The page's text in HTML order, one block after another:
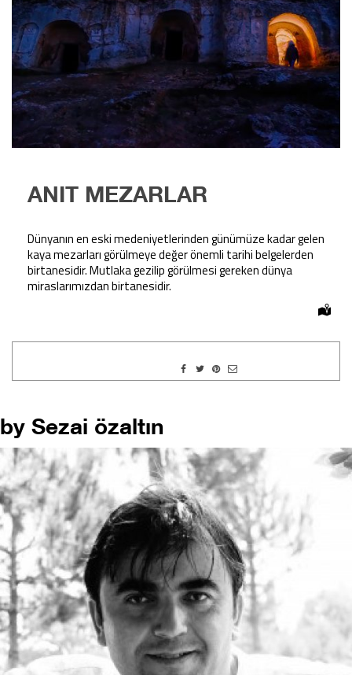
ANIT MEZARLAR
Dünyanın en eski medeniyetlerinden günümüze kadar gelen
kaya mezarları görülmeye değer önemli tarihi belgelerden
birtanesidir. Mutlaka gezilip görülmesi gereken dünya
miraslarımızdan birtanesidir.
by Sezai özaltın